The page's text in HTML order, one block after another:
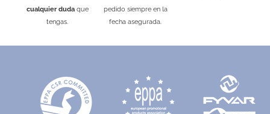
Negro
RojoBeigeVerdeAzul Royal
cualquier dudaque
tengas.
pedido siempre en la
fecha asegurada.